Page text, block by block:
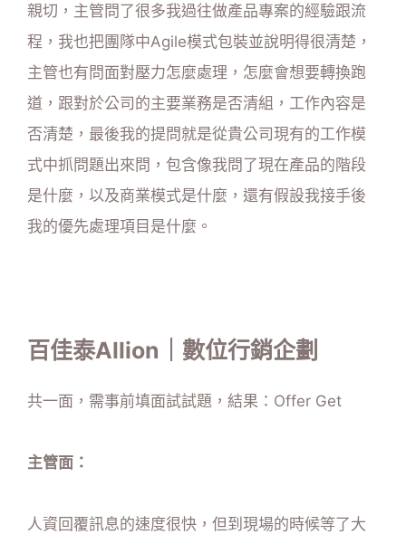
親切，主管問了很多我過往做產品專案的經驗跟流
程，我也把團隊中Agile模式包裝並說明得很清楚，
主管也有問面對壓力怎麼處理，怎麼會想要轉換跑
道，跟對於公司的主要業務是否清組，工作內容是
否清楚，最後我的提問就是從貴公司現有的工作模
式中抓問題出來問，包含像我問了現在產品的階段
是什麼，以及商業模式是什麼，還有假設我接手後
我的優先處理項目是什麼。
百佳泰Allion｜數位行銷企劃
共一面，需事前填面試試題，結果：Offer Get
主管面：
人資回覆訊息的速度很快，但到現場的時候等了大